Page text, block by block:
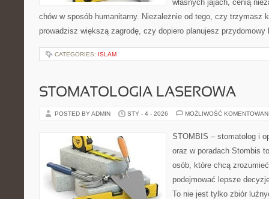
własnych jajach, cenią
chów w sposób humanitarny. Niezależnie od tego, czy trzymasz
prowadzisz większą zagrodę, czy dopiero planujesz
CATEGORIES: ISLAM
STOMATOLOGIA LASEROWA
POSTED BY ADMIN STY - 4 - 2026 MOŻLIWOŚĆ
STOMBIS – stomatolog i
oraz w poradach Stombis
osób, które chcą
podejmować lepsze
To nie jest tylko zbiór